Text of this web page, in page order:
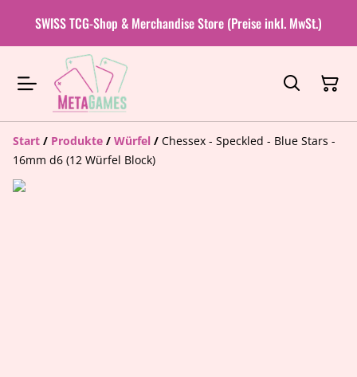
SWISS TCG-Shop & Merchandise Store (Preise inkl. MwSt.)
Start / Produkte / Würfel / Chessex - Speckled - Blue Stars -
16mm d6 (12 Würfel Block)